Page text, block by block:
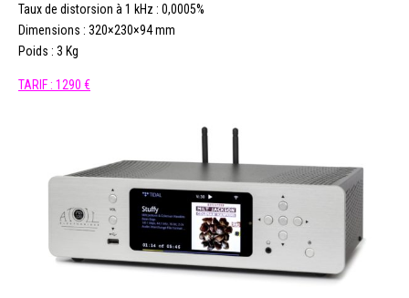
Taux de distorsion à 1 kHz : 0,0005%
Dimensions : 320×230×94 mm
Poids : 3 Kg
TARIF : 1290 €